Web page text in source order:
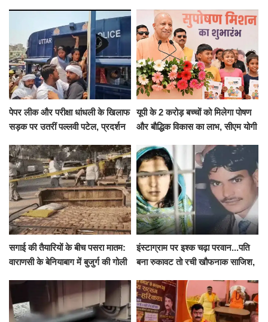
पेपर लीक और परीक्षा धांधली के खिलाफ
सड़क पर उतरीं पल्लवी पटेल, प्रदर्शन
यूपी के 2 करोड़ बच्चों को मिलेगा पोषण
और बौद्धिक विकास का लाभ, सीएम योगी
सगाई की तैयारियों के बीच पसरा मातम:
वाराणसी के बेनियाबाग में बुजुर्ग की गोली
इंस्टाग्राम पर इश्क चढ़ा परवान...पति
बना रुकावट तो रची खौफनाक साजिश,
के घाट